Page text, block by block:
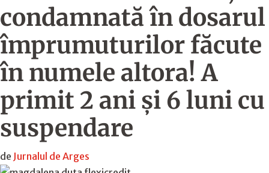
condamnată în dosarul
împrumuturilor făcute
în numele altora! A
primit 2 ani și 6 luni cu
suspendare
de Jurnalul de Arges